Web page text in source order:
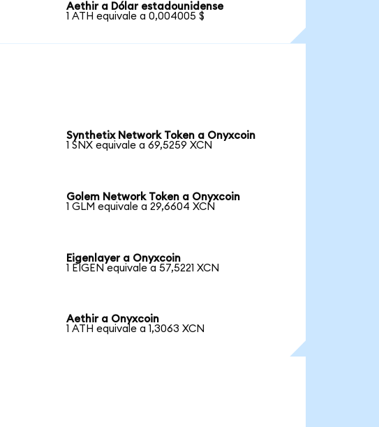
Aethir a Dólar estadounidense
1 ATH equivale a 0,004005 $
Synthetix Network Token a Onyxcoin
1 SNX equivale a 69,5259 XCN
Golem Network Token a Onyxcoin
1 GLM equivale a 29,6604 XCN
Eigenlayer a Onyxcoin
1 EIGEN equivale a 57,5221 XCN
Aethir a Onyxcoin
1 ATH equivale a 1,3063 XCN